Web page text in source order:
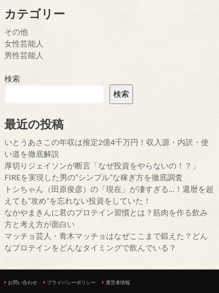
カテゴリー
その他
女性芸能人
男性芸能人
検索
検索
最近の投稿
いとうあさこの年収は推定2億4千万円！収入源・内訳・使
い道を徹底解説
厚切りジェイソンが断言「なぜ投資をやらないの！？」
FIREを実現した男の“シンプル”な稼ぎ方を徹底調査
トシちゃん（田原俊彦）の「現在」が凄すぎる…！還暦を超
えても“攻め”を忘れない投資をしていた！
なかやまきんに君のプロテイン習慣とは？筋肉を作る飲み
方と考え方が面白い
マッチョ芸人・青木マッチョはなぜここまで鍛えた？どん
なプロテインをどんなタイミングで飲んでいる？
お問い合わせ プライバシーポリシー 運営者情報